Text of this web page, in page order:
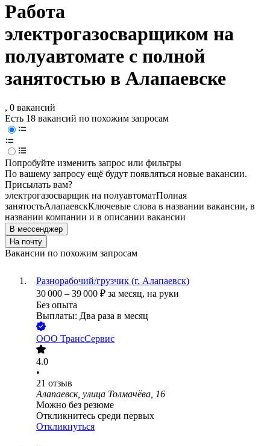
Работа
электрогазосварщиком на
полуавтомате с полной
занятостью в Алапаевске
, 0 вакансий
Есть 18 вакансий по похожим запросам
Попробуйте изменить запрос или фильтры
По вашему запросу ещё будут появляться новые вакансии.
Присылать вам?
электрогазосварщик на полуавтоматПолная
занятостьАлапаевскКлючевые слова в названии вакансии, в
названии компании и в описании вакансии
В мессенджер
На почту
Вакансии по похожим запросам
Разнорабочий/грузчик (г. Алапаевск)
30 000 – 39 000 ₽ за месяц, на руки
Без опыта
Выплаты: Два раза в месяц
ООО ТрансСервис
4.0
•
21 отзыв
Алапаевск, улица Толмачёва, 16
Можно без резюме
Откликнитесь среди первых
Откликнуться